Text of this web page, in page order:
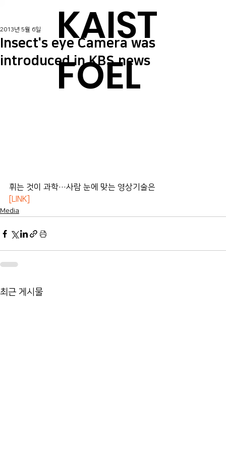
KAIST
FOEL
Insect's eye Camera was
introduced in KBS news
2013년 5월 6일
휘는 것이 과학…사람 눈에 맞는 영상기술은
[LINK]
Media
최근 게시물